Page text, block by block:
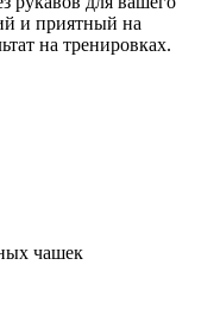
и приятный на
на тренировках.
чашек